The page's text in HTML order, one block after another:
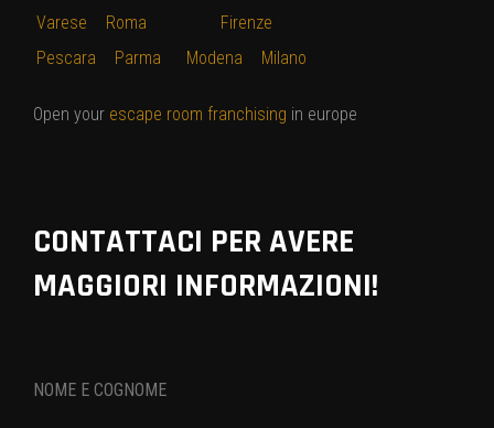
Varese
Roma
Pescara
Parma
Firenze
Modena
Milano
Open your escape room franchising in europe
CONTATTACI PER AVERE
MAGGIORI INFORMAZIONI!